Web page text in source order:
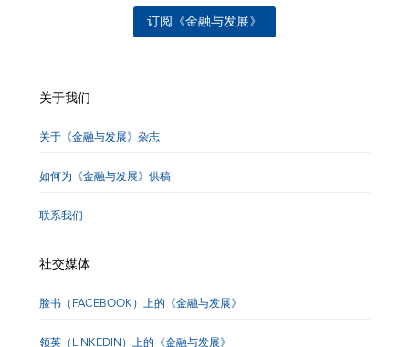
订阅《金融与发展》
关于我们
关于《金融与发展》杂志
如何为《金融与发展》供稿
联系我们
社交媒体
脸书（FACEBOOK）上的《金融与发展》
领英（LINKEDIN）上的《金融与发展》